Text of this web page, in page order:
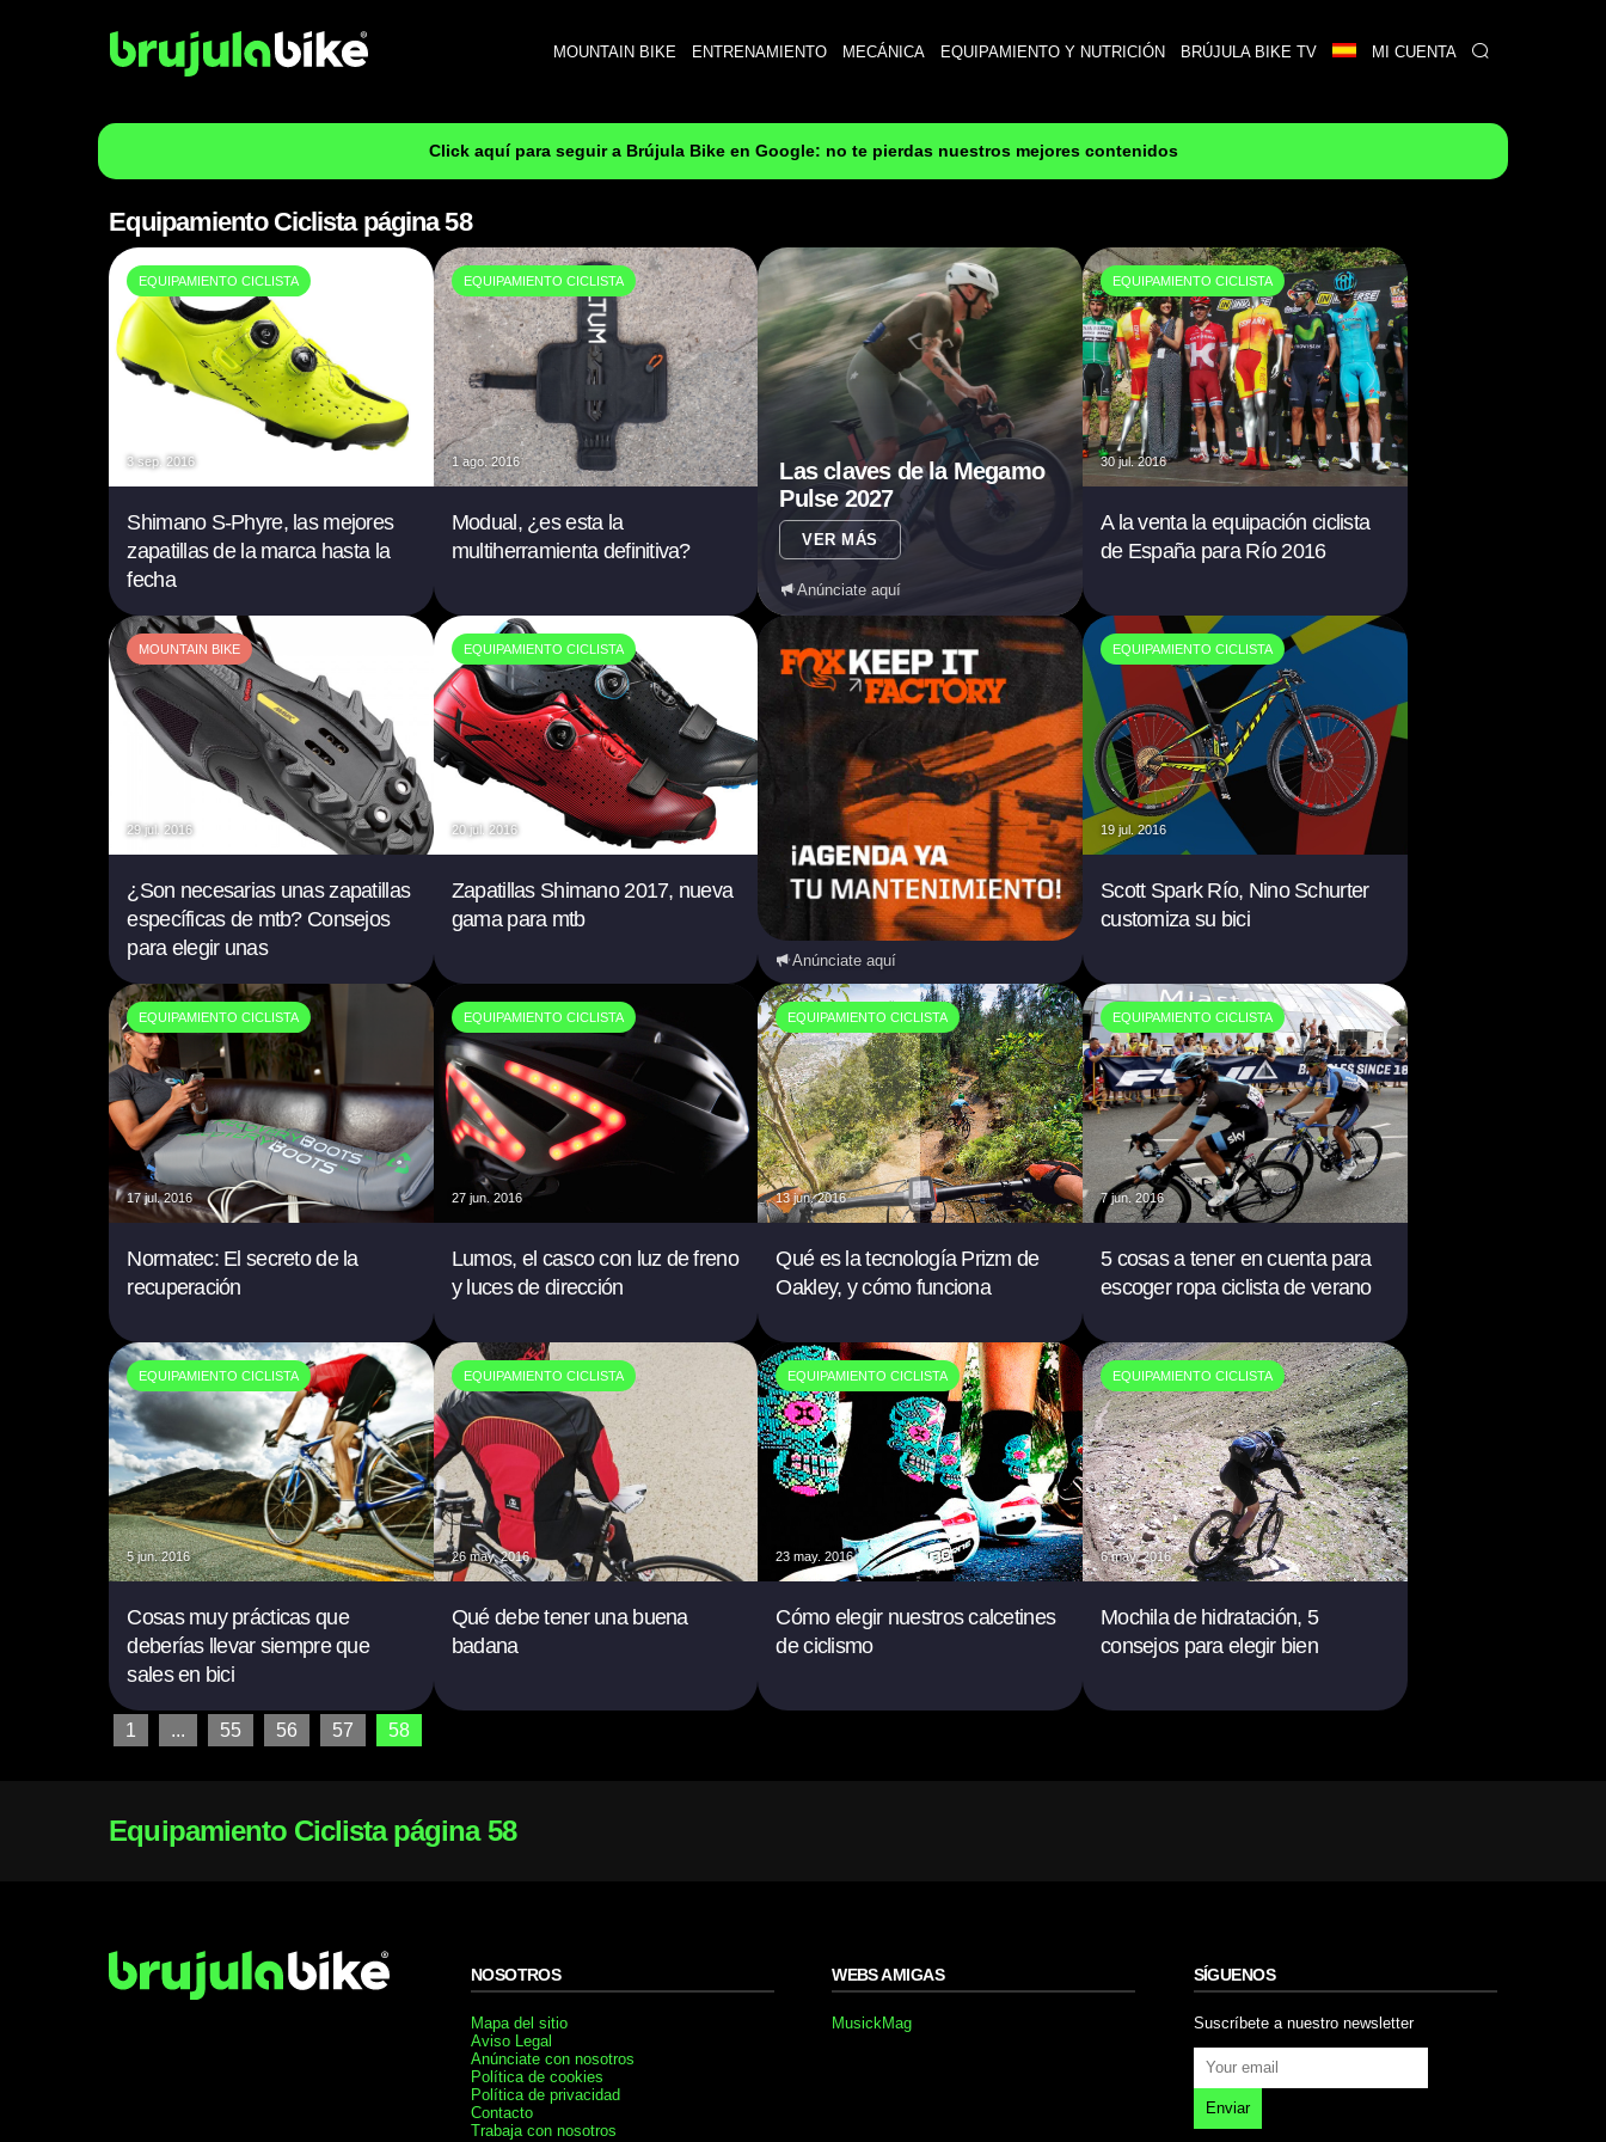
MOUNTAIN BIKE ENTRENAMIENTO MECÁNICA EQUIPAMIENTO Y NUTRICIÓN BRÚJULA BIKE TV MI CUENTA
Click aquí para seguir a Brújula Bike en Google: no te pierdas nuestros mejores contenidos
Equipamiento Ciclista página 58
EQUIPAMIENTO CICLISTA
3 sep. 2016
Shimano S-Phyre, las mejores
zapatillas de la marca hasta la
fecha
EQUIPAMIENTO CICLISTA
1 ago. 2016
Modual, ¿es esta la
multiherramienta definitiva?
Las claves de la Megamo
Pulse 2027
VER MÁS
Anúnciate aquí
EQUIPAMIENTO CICLISTA
30 jul. 2016
A la venta la equipación ciclista
de España para Río 2016
MOUNTAIN BIKE
29 jul. 2016
¿Son necesarias unas zapatillas
específicas de mtb? Consejos
para elegir unas
EQUIPAMIENTO CICLISTA
20 jul. 2016
Zapatillas Shimano 2017, nueva
gama para mtb
Anúnciate aquí
EQUIPAMIENTO CICLISTA
19 jul. 2016
Scott Spark Río, Nino Schurter
customiza su bici
EQUIPAMIENTO CICLISTA
17 jul. 2016
Normatec: El secreto de la
recuperación
EQUIPAMIENTO CICLISTA
27 jun. 2016
Lumos, el casco con luz de freno
y luces de dirección
EQUIPAMIENTO CICLISTA
13 jun. 2016
Qué es la tecnología Prizm de
Oakley, y cómo funciona
EQUIPAMIENTO CICLISTA
7 jun. 2016
5 cosas a tener en cuenta para
escoger ropa ciclista de verano
EQUIPAMIENTO CICLISTA
5 jun. 2016
Cosas muy prácticas que
deberías llevar siempre que
sales en bici
EQUIPAMIENTO CICLISTA
26 may. 2016
Qué debe tener una buena
badana
EQUIPAMIENTO CICLISTA
23 may. 2016
Cómo elegir nuestros calcetines
de ciclismo
EQUIPAMIENTO CICLISTA
6 may. 2016
Mochila de hidratación, 5
consejos para elegir bien
1 ... 55 56 57 58
Equipamiento Ciclista página 58
NOSOTROS
Mapa del sitio
Aviso Legal
Anúnciate con nosotros
Política de cookies
Política de privacidad
Contacto
Trabaja con nosotros
WEBS AMIGAS
MusickMag
SÍGUENOS
Suscríbete a nuestro newsletter
Enviar